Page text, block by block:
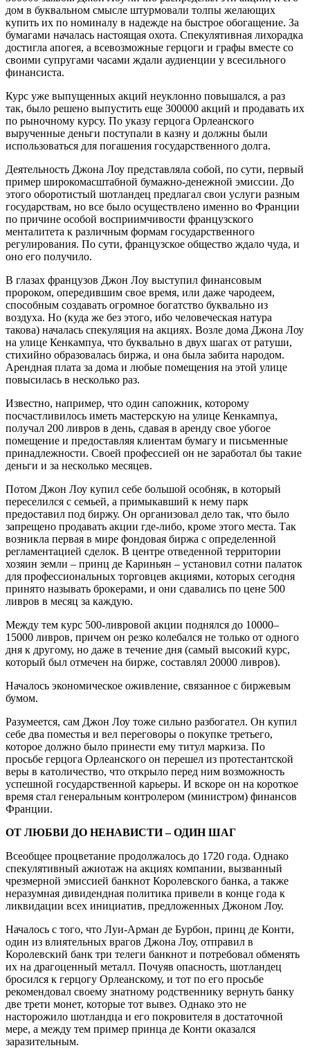
дом в буквальном смысле штурмовали толпы желающих
купить их по номиналу в надежде на быстрое обогащение. За
бумагами началась настоящая охота. Спекулятивная лихорадка
достигла апогея, а всевозможные герцоги и графы вместе со
своими супругами часами ждали аудиенции у всесильного
финансиста.
Курс уже выпущенных акций неуклонно повышался, а раз
так, было решено выпустить еще 300000 акций и продавать их
по рыночному курсу. По указу герцога Орлеанского
вырученные деньги поступали в казну и должны были
использоваться для погашения государственного долга.
Деятельность Джона Лоу представляла собой, по сути, первый
пример широкомасштабной бумажно-денежной эмиссии. До
этого оборотистый шотландец предлагал свои услуги разным
государствам, но все было осуществлено именно во Франции
по причине особой восприимчивости французского
менталитета к различным формам государственного
регулирования. По сути, французское общество ждало чуда, и
оно его получило.
В глазах французов Джон Лоу выступил финансовым
пророком, опередившим свое время, или даже чародеем,
способным создавать огромное богатство буквально из
воздуха. Но (куда же без этого, ибо человеческая натура
такова) началась спекуляция на акциях. Возле дома Джона Лоу
на улице Кенкампуа, что буквально в двух шагах от ратуши,
стихийно образовалась биржа, и она была забита народом.
Арендная плата за дома и любые помещения на этой улице
повысилась в несколько раз.
Известно, например, что один сапожник, которому
посчастливилось иметь мастерскую на улице Кенкампуа,
получал 200 ливров в день, сдавая в аренду свое убогое
помещение и предоставляя клиентам бумагу и письменные
принадлежности. Своей профессией он не заработал бы такие
деньги и за несколько месяцев.
Потом Джон Лоу купил себе большой особняк, в который
переселился с семьей, а примыкавший к нему парк
предоставил под биржу. Он организовал дело так, что было
запрещено продавать акции где-либо, кроме этого места. Так
возникла первая в мире фондовая биржа с определенной
регламентацией сделок. В центре отведенной территории
хозяин земли – принц де Кариньян – установил сотни палаток
для профессиональных торговцев акциями, которых сегодня
принято называть брокерами, и они сдавались по цене 500
ливров в месяц за каждую.
Между тем курс 500-ливровой акции поднялся до 10000–
15000 ливров, причем он резко колебался не только от одного
дня к другому, но даже в течение дня (самый высокий курс,
который был отмечен на бирже, составлял 20000 ливров).
Началось экономическое оживление, связанное с биржевым
бумом.
Разумеется, сам Джон Лоу тоже сильно разбогател. Он купил
себе два поместья и вел переговоры о покупке третьего,
которое должно было принести ему титул маркиза. По
просьбе герцога Орлеанского он перешел из протестантской
веры в католичество, что открыло перед ним возможность
успешной государственной карьеры. И вскоре он на короткое
время стал генеральным контролером (министром) финансов
Франции.
ОТ ЛЮБВИ ДО НЕНАВИСТИ – ОДИН ШАГ
Всеобщее процветание продолжалось до 1720 года. Однако
спекулятивный ажиотаж на акциях компании, вызванный
чрезмерной эмиссией банкнот Королевского банка, а также
неразумная дивидендная политика привели в конце года к
ликвидации всех инициатив, предложенных Джоном Лоу.
Началось с того, что Луи-Арман де Бурбон, принц де Конти,
один из влиятельных врагов Джона Лоу, отправил в
Королевский банк три телеги банкнот и потребовал обменять
их на драгоценный металл. Почуяв опасность, шотландец
бросился к герцогу Орлеанскому, и тот по его просьбе
рекомендовал своему знатному родственнику вернуть банку
две трети монет, которые тот вывез. Однако это не
насторожило шотландца и его покровителя в достаточной
мере, а между тем пример принца де Конти оказался
заразительным.